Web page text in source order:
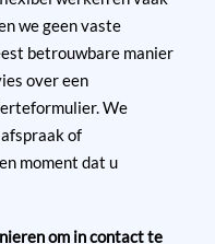
we geen vaste
betrouwbare manier
over een
We
of
moment dat u
om in contact te